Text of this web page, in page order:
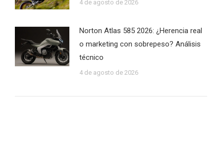
4 de agosto de 2026
Norton Atlas 585 2026: ¿Herencia real
o marketing con sobrepeso? Análisis
técnico
4 de agosto de 2026